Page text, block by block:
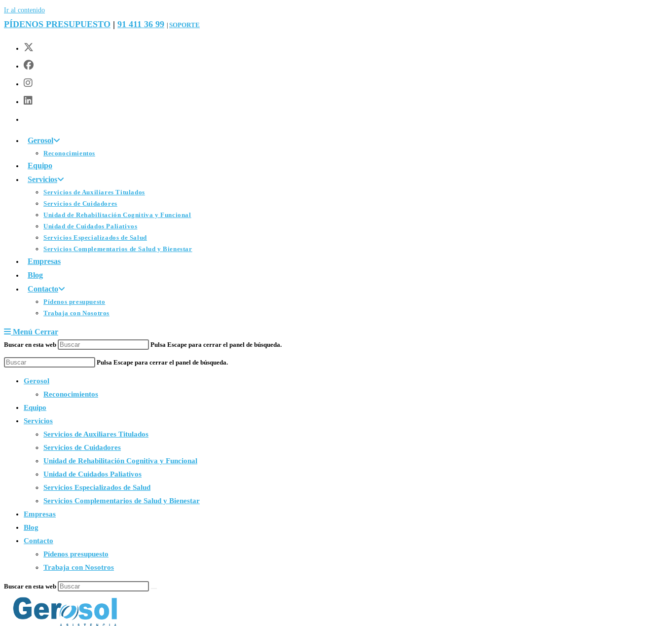
Ir al contenido
PÍDENOS PRESUPUESTO | 91 411 36 99 SOPORTE
Gerosol
Reconocimientos
Equipo
Servicios
Servicios de Auxiliares Titulados
Servicios de Cuidadores
Unidad de Rehabilitación Cognitiva y Funcional
Unidad de Cuidados Paliativos
Servicios Especializados de Salud
Servicios Complementarios de Salud y Bienestar
Empresas
Blog
Contacto
Pídenos presupuesto
Trabaja con Nosotros
Menú Cerrar
Buscar en esta web Pulsa Escape para cerrar el panel de búsqueda.
Pulsa Escape para cerrar el panel de búsqueda.
Gerosol
Reconocimientos
Equipo
Servicios
Servicios de Auxiliares Titulados
Servicios de Cuidadores
Unidad de Rehabilitación Cognitiva y Funcional
Unidad de Cuidados Paliativos
Servicios Especializados de Salud
Servicios Complementarios de Salud y Bienestar
Empresas
Blog
Contacto
Pídenos presupuesto
Trabaja con Nosotros
Buscar en esta web